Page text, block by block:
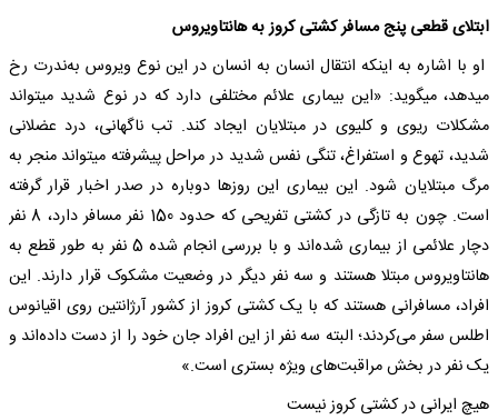
ابتلای قطعی پنج مسافر کشتی کروز به هانتاویروس
او با اشاره به اینکه انتقال انسان به انسان در این نوع ویروس به‌ندرت رخ
می‎دهد، می‎گوید: «این بیماری علائم مختلفی دارد که در نوع شدید می‎تواند
مشکلات ریوی و کلیوی در مبتلایان ایجاد کند. تب ناگهانی، درد عضلانی
شدید، تهوع و استفراغ، تنگی نفس شدید در مراحل پیشرفته می‎تواند منجر به
مرگ مبتلایان شود. این بیماری این روزها دوباره در صدر اخبار قرار گرفته
است. چون به تازگی در کشتی تفریحی که حدود 150 نفر مسافر دارد، 8 نفر
دچار علائمی از بیماری شده‌اند و با بررسی انجام شده 5 نفر به طور قطع به
هانتاویروس مبتلا هستند و سه نفر دیگر در وضعیت مشکوک قرار دارند. این
افراد، مسافرانی هستند که با یک کشتی کروز از کشور آرژانتین روی اقیانوس
اطلس سفر می‌کردند؛ البته سه نفر از این افراد جان خود را از دست داده‌اند و
یک نفر در بخش مراقبت‌های ویژه بستری است.»
هیچ ایرانی در کشتی کروز نیست